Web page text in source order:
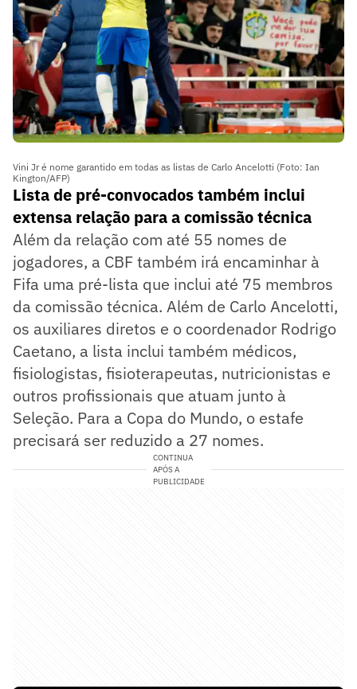
Vini Jr é nome garantido em todas as listas de Carlo Ancelotti (Foto: Ian
Kington/AFP)
Lista de pré-convocados também inclui
extensa relação para a comissão técnica
Além da relação com até 55 nomes de
jogadores, a CBF também irá encaminhar à
Fifa uma pré-lista que inclui até 75 membros
da comissão técnica. Além de Carlo Ancelotti,
os auxiliares diretos e o coordenador Rodrigo
Caetano, a lista inclui também médicos,
fisiologistas, fisioterapeutas, nutricionistas e
outros profissionais que atuam junto à
Seleção. Para a Copa do Mundo, o estafe
precisará ser reduzido a 27 nomes.
CONTINUA
APÓS A
PUBLICIDADE